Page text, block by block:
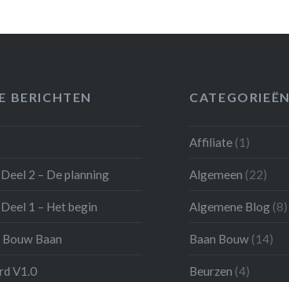
BERICHTEN
2 – De planning
1 – Het begin
Baan
V1.0
CATEGORIEËN
Affiliate (1)
Algemeen (22)
Algemene Blog (8)
Baan Bouw (14)
Beurzen (4)